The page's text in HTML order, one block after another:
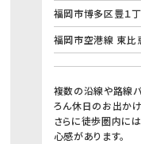
福岡市博多区豊１
福岡市空港線 東比
複数の沿線や路線
ろん休日のお出か
さらに徒歩圏内に
心感があります。